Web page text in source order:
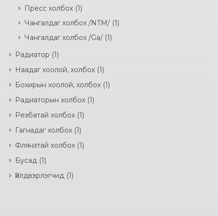
Пресс холбох (1)
Чангалдаг холбох /NTM/ (1)
Чангалдаг холбох /Ga/ (1)
Радиатор (1)
Наадаг хоолой, холбох (1)
Бохирын хоолой, холбох (1)
Радиаторын холбох (1)
Резбатай холбох (1)
Гагнадаг холбох (1)
Флянзтай холбох (1)
Бусад (1)
Үйлдвэрлэгчид (1)